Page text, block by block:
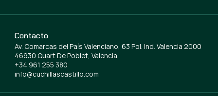
Contacto
Av. Comarcas del País Valenciano, 63 Pol. Ind. Valencia 2000
46930 Quart De Poblet, Valencia
+34 961 255 380
info@cuchillascastillo.com